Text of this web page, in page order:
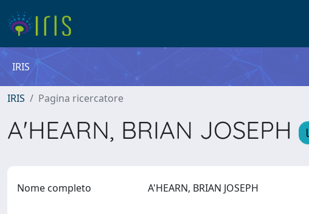
IRIS
IRIS Pagina ricercatore
A'HEARN, BRIAN JOSEPH
Nome completo A'HEARN, BRIAN JOSEPH